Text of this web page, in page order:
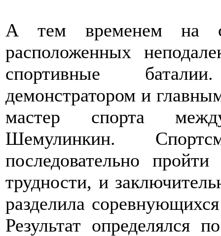
А тем временем на
расположенных
спортивные
демонстратором и
мастер спорта
Шемулинкин.
последовательно
трудности, и
разделила
Результат определялся